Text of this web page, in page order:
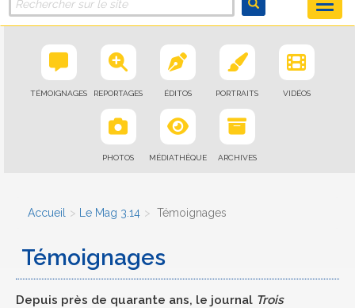
TÉMOIGNAGES REPORTAGES ÉDITOS PORTRAITS VIDÉOS
PHOTOS MÉDIATHÈQUE ARCHIVES
Accueil Le Mag 3.14 Témoignages
Témoignages
Depuis près de quarante ans, le journal Trois